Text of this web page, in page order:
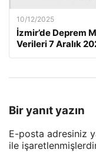
10/12/2025
İzmir’de Deprem
Verileri 7 Aralık
Bir yanıt yazın
E-posta adresiniz
ile